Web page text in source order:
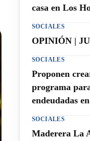
casa en Los
SOCIALES
OPINIÓN |
SOCIALES
Proponen
programa
endeudadas
SOCIALES
Maderera La